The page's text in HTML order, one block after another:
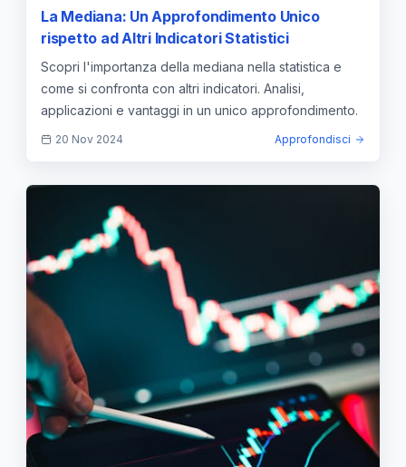
La Mediana: Un Approfondimento Unico
rispetto ad Altri Indicatori Statistici
Scopri l'importanza della mediana nella statistica e
come si confronta con altri indicatori. Analisi,
applicazioni e vantaggi in un unico approfondimento.
20 Nov 2024 Approfondisci